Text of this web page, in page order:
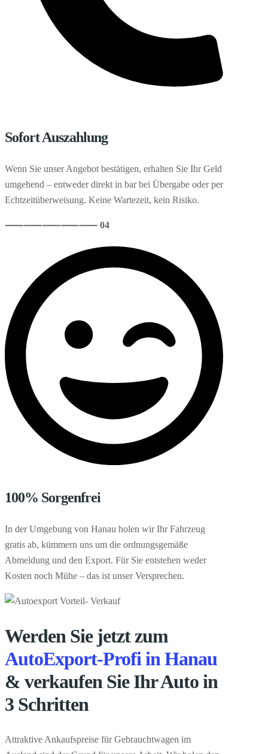
Sofort Auszahlung
Wenn Sie unser Angebot bestätigen, erhalten Sie Ihr Geld
umgehend – entweder direkt in bar bei Übergabe oder per
Echtzeitüberweisung. Keine Wartezeit, kein Risiko.
⸺⸺⸺⸺⸺ 04
100% Sorgenfrei
In der Umgebung von Hanau holen wir Ihr Fahrzeug
gratis ab, kümmern uns um die ordnungsgemäße
Abmeldung und den Export. Für Sie entstehen weder
Kosten noch Mühe – das ist unser Versprechen.
Werden Sie jetzt zum
AutoExport-Profi in Hanau
& verkaufen Sie Ihr Auto in
3 Schritten
Attraktive Ankaufspreise für Gebrauchtwagen im